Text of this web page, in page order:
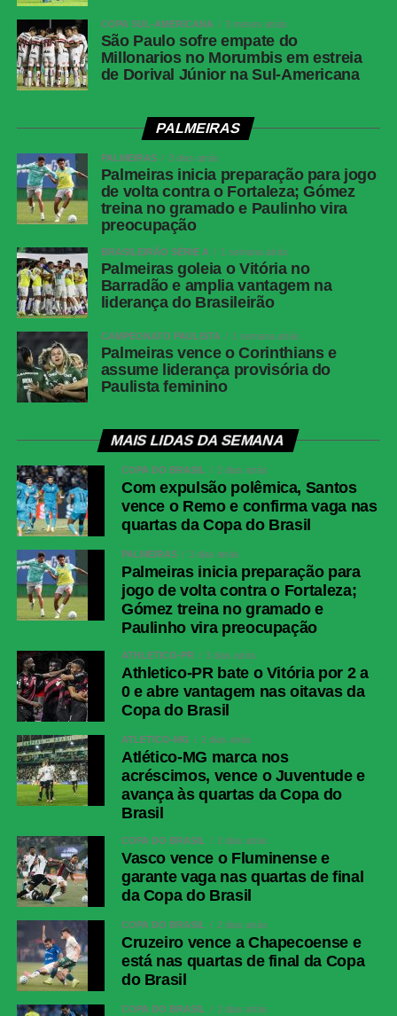
Maresca.
PSG:Donnarumma; Hakimi (Mayulu), Marquinhos,
Beraldo e Nuno Mendes; Vitinha, João Neves e Fabián
Ruiz (Zaire-Emery); Doué (Gonçalo Ramos),
Kvaratskhelia (Barcola) e Dembélé.Técnico:
COMENTE ABAIXO:
WhatsApp
Facebook
Twitter
Messenger
LinkedIn
Share
COPA SUL-AMERICANA 3 meses atrás
São Paulo sofre empate do
Millonarios no Morumbis em estreia
de Dorival Júnior na Sul-Americana
PALMEIRAS
PALMEIRAS 3 dias atrás
Palmeiras inicia preparação para jogo
de volta contra o Fortaleza; Gómez
treina no gramado e Paulinho vira
preocupação
BRASILEIRÃO SÉRIE A 1 semana atrás
Palmeiras goleia o Vitória no
Barradão e amplia vantagem na
liderança do Brasileirão
CAMPEONATO PAULISTA 1 semana atrás
Palmeiras vence o Corinthians e
assume liderança provisória do
Paulista feminino
MAIS LIDAS DA SEMANA
COPA DO BRASIL 2 dias atrás
Com expulsão polêmica, Santos
vence o Remo e confirma vaga nas
quartas da Copa do Brasil
PALMEIRAS 3 dias atrás
Palmeiras inicia preparação para
jogo de volta contra o Fortaleza;
Gómez treina no gramado e
Paulinho vira preocupação
ATHLETICO-PR 3 dias atrás
Athletico-PR bate o Vitória por 2 a
0 e abre vantagem nas oitavas da
Copa do Brasil
ATLÉTICO-MG 2 dias atrás
Atlético-MG marca nos
acréscimos, vence o Juventude e
avança às quartas da Copa do
Brasil
COPA DO BRASIL 2 dias atrás
Vasco vence o Fluminense e
garante vaga nas quartas de final
da Copa do Brasil
COPA DO BRASIL 2 dias atrás
Cruzeiro vence a Chapecoense e
está nas quartas de final da Copa
do Brasil
COPA DO BRASIL 2 dias atrás